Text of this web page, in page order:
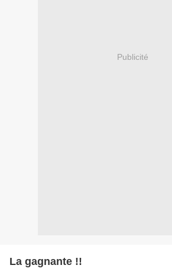
Publicité
La gagnante !!